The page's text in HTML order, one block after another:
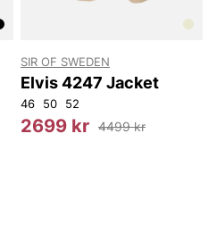
SIR OF SWEDEN
Elvis 4247 Jacket
46 50 52
2699 kr 4499 kr